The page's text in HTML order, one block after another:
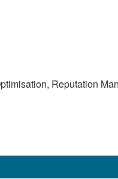
Reputation